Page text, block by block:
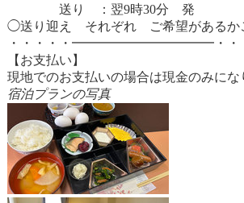
送り ：翌9時30分 発
◯送り迎え それぞれ ご希望があるか
・・・・・━━━━━━━━━━━・・
【お支払い】
現地でのお支払いの場合は現金のみにな
宿泊プランの写真